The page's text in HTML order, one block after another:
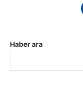
Haber ara